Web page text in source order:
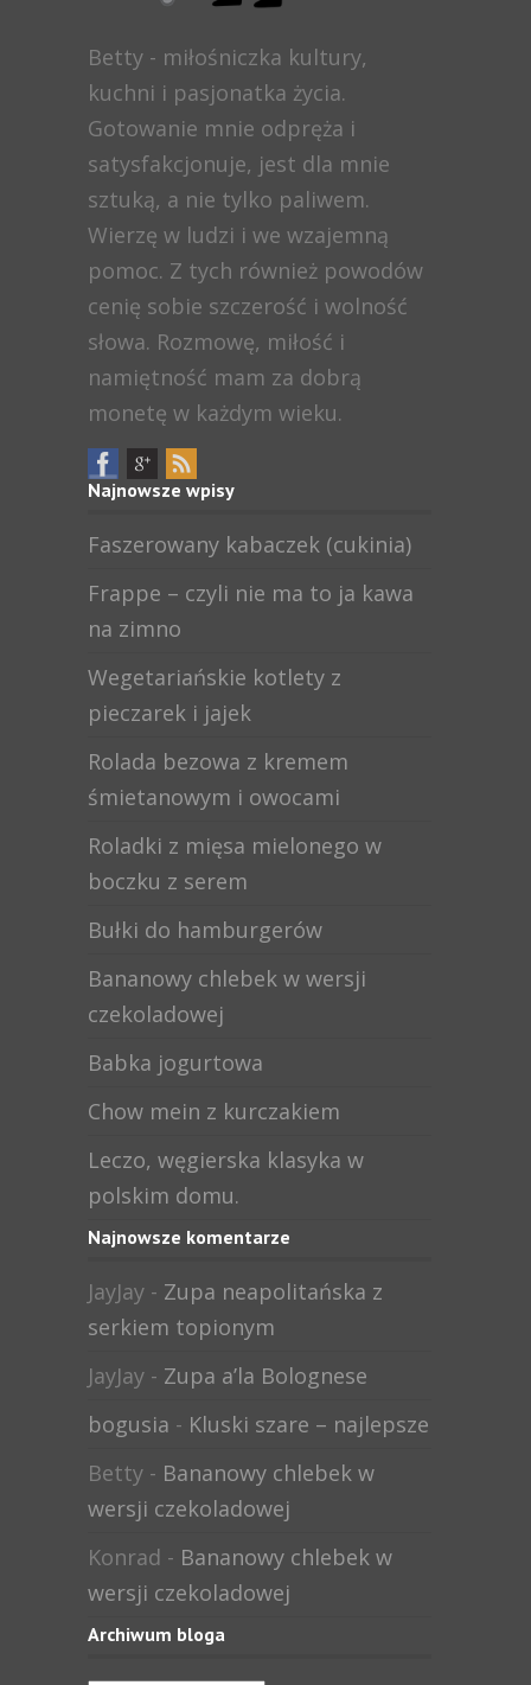
Betty - miłośniczka kultury,
kuchni i pasjonatka życia.
Gotowanie mnie odpręża i
satysfakcjonuje, jest dla mnie
sztuką, a nie tylko paliwem.
Wierzę w ludzi i we wzajemną
pomoc. Z tych również powodów
cenię sobie szczerość i wolność
słowa. Rozmowę, miłość i
namiętność mam za dobrą
monetę w każdym wieku.
Najnowsze wpisy
Faszerowany kabaczek (cukinia)
Frappe – czyli nie ma to ja kawa
na zimno
Wegetariańskie kotlety z
pieczarek i jajek
Rolada bezowa z kremem
śmietanowym i owocami
Roladki z mięsa mielonego w
boczku z serem
Bułki do hamburgerów
Bananowy chlebek w wersji
czekoladowej
Babka jogurtowa
Chow mein z kurczakiem
Leczo, węgierska klasyka w
polskim domu.
Najnowsze komentarze
JayJay - Zupa neapolitańska z
serkiem topionym
JayJay - Zupa a’la Bolognese
bogusia - Kluski szare – najlepsze
Betty - Bananowy chlebek w
wersji czekoladowej
Konrad - Bananowy chlebek w
wersji czekoladowej
Archiwum bloga